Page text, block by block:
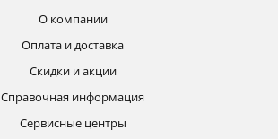
О компании
Оплата и доставка
Скидки и акции
Справочная информация
Сервисные центры